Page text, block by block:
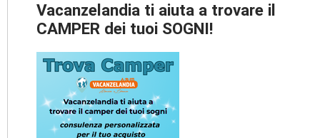
Vacanzelandia ti aiuta a trovare il
CAMPER dei tuoi SOGNI!